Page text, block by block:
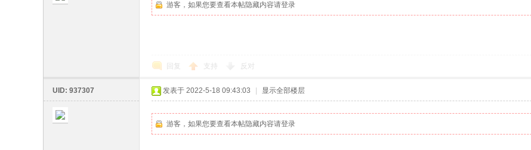
游客，如果您要查看本帖隐藏内容请登录
回复 支持 反对
UID: 937307 发表于 2022-5-18 09:43:03 显示全部楼层
游客，如果您要查看本帖隐藏内容请登录